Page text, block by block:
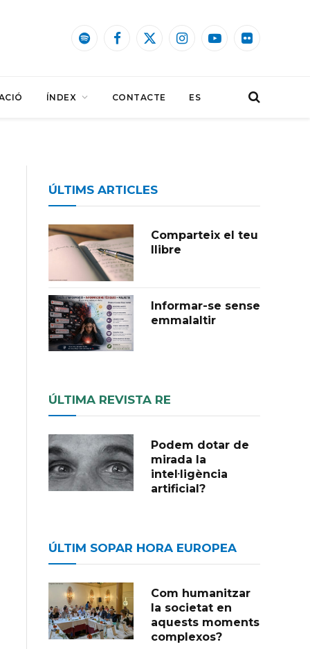
SpotifyFacebook
X
InstagramYouTubeFlickr
ÍNDEX CONTACTE ES
ÚLTIMS ARTICLES
Comparteix el teu
llibre
Informar-se sense
emmalaltir
ÚLTIMA REVISTA RE
Podem dotar de
mirada la
intel·ligència
artificial?
ÚLTIM SOPAR HORA EUROPEA
Com humanitzar
la societat en
aquests moments
complexos?